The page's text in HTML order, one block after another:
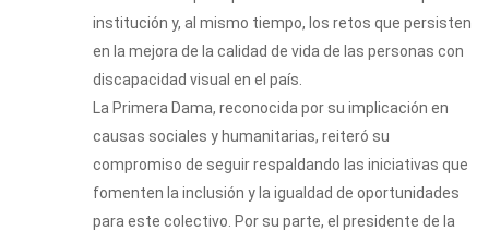
institución y, al mismo tiempo, los retos que persisten
en la mejora de la calidad de vida de las personas con
discapacidad visual en el país.
La Primera Dama, reconocida por su implicación en
causas sociales y humanitarias, reiteró su
compromiso de seguir respaldando las iniciativas que
fomenten la inclusión y la igualdad de oportunidades
para este colectivo. Por su parte, el presidente de la